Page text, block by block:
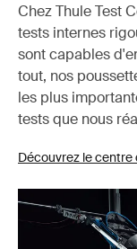
Chez Thule Test
tests internes
sont capables
tout, nos
les plus
tests que nous
Découvrez le centre